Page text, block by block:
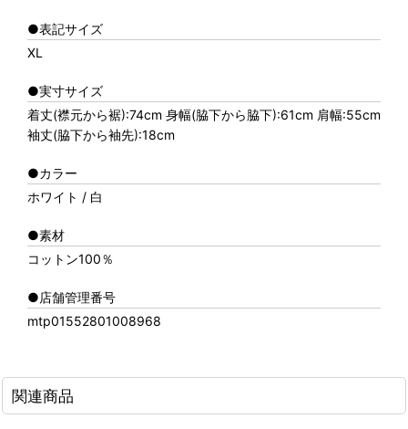
●表記サイズ
XL
●実寸サイズ
着丈(襟元から裾):74cm 身幅(脇下から脇下):61cm 肩幅:55cm
袖丈(脇下から袖先):18cm
●カラー
ホワイト / 白
●素材
コットン100％
●店舗管理番号
mtp01552801008968
関連商品